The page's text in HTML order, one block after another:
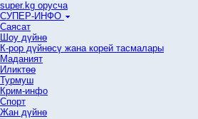
super.kg орусча
СУПЕР-ИНФО
Саясат
Шоу дүйнө
К-рор дүйнөсү жана корей тасмалары
Маданият
Иликтөө
Турмуш
Крим-инфо
Спорт
Жан дүйнө